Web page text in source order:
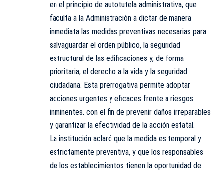
en el principio de autotutela administrativa, que
faculta a la Administración a dictar de manera
inmediata las medidas preventivas necesarias para
salvaguardar el orden público, la seguridad
estructural de las edificaciones y, de forma
prioritaria, el derecho a la vida y la seguridad
ciudadana. Esta prerrogativa permite adoptar
acciones urgentes y eficaces frente a riesgos
inminentes, con el fin de prevenir daños irreparables
y garantizar la efectividad de la acción estatal.
La institución aclaró que la medida es temporal y
estrictamente preventiva, y que los responsables
de los establecimientos tienen la oportunidad de